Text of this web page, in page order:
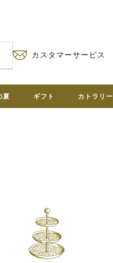
カスタマーサービス
夏 ギフト カトラリー